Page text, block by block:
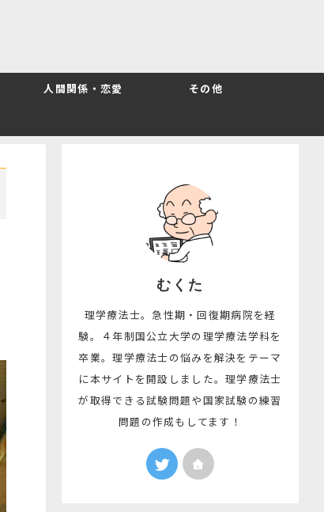
人間関係・恋愛 その他
むくた
理学療法士。急性期・回復期病院を経
験。４年制国公立大学の理学療法学科を
卒業。理学療法士の悩みを解決をテーマ
に本サイトを開設しました。理学療法士
が取得できる試験問題や国家試験の練習
問題の作成もしてます！